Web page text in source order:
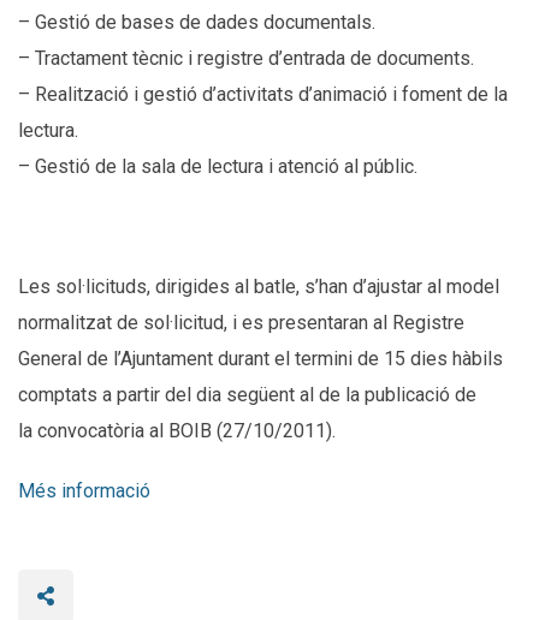
– Gestió de bases de dades documentals.
– Tractament tècnic i registre d’entrada de documents.
– Realització i gestió d’activitats d’animació i foment de la
lectura.
– Gestió de la sala de lectura i atenció al públic.
Les sol·licituds, dirigides al batle, s’han d’ajustar al model
normalitzat de sol·licitud, i es presentaran al Registre
General de l’Ajuntament durant el termini de 15 dies hàbils
comptats a partir del dia següent al de la publicació de
la convocatòria al BOIB (27/10/2011).
Més informació